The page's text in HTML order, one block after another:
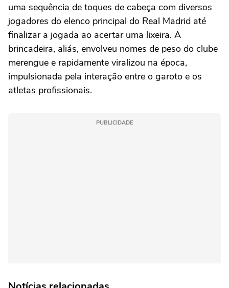
uma sequência de toques de cabeça com diversos
jogadores do elenco principal do Real Madrid até
finalizar a jogada ao acertar uma lixeira. A
brincadeira, aliás, envolveu nomes de peso do clube
merengue e rapidamente viralizou na época,
impulsionada pela interação entre o garoto e os
atletas profissionais.
PUBLICIDADE